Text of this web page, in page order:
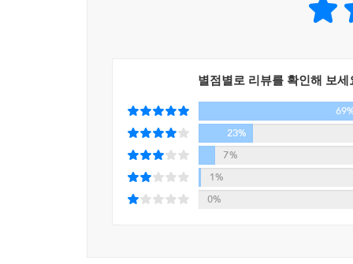
오프라 윈프리 쇼로 바꿔 본격적인 성공 가도
쌓은 인생 내공은 그녀가 다른 사람들의 삶을
고통스러운 기억을 파헤쳐, 거기에서 건진 빛나는
이 책에는 오프라 윈프리가 진 시스켈의 질문
인생의 교훈들이 담겨 있다. 14년이란 오랜 기간
별점별로 리뷰를 확인해 보세
23%
7%
1%
0%